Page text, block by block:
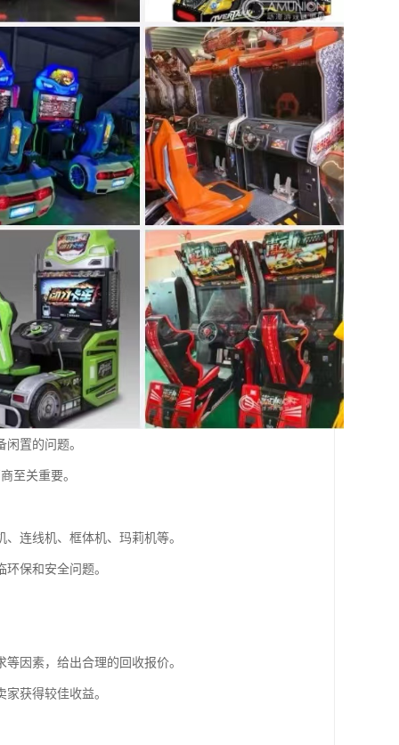
置的问题。
至关重要。
连线机、框体机、玛莉机等。
保和安全问题。
因素，给出合理的回收报价。
获得较佳收益。